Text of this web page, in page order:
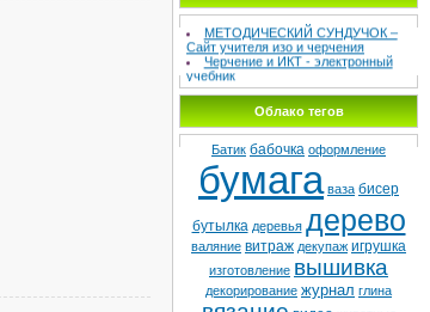
МЕТОДИЧЕСКИЙ СУНДУЧОК –
Сайт учителя изо и черчения
Черчение и ИКТ - электронный
учебник
МО учителей ИЗО
Школа №8
Детская худ. школа
Облако тегов
Батик бабочка оформление
бумага ваза бисер
бутылка деревья дерево
валяние витраж декупаж игрушка
изготовление вышивка
декорирование журнал глина